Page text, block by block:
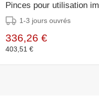
Pinces pour utilisation
31x38x(H)29cm - 2400W
1-3 jours ouvrés
336,26 €
403,51 €